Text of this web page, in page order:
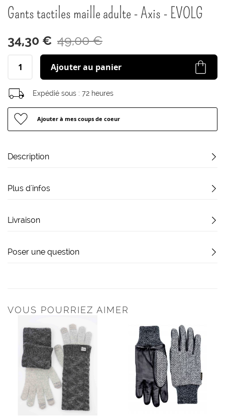
de
d’images
Gants tactiles maille adulte - Axis - EVOLG
34,30 € 49,00 €
Ajouter au panier
Expédié sous : 72 heures
Ajouter à mes coups de coeur
Description
Plus d'infos
Livraison
Poser une question
VOUS POURRIEZ AIMER